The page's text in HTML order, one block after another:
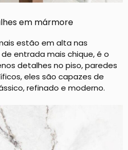
em mármore
estão em alta nas
entrada mais chique, é o
detalhes no piso, paredes
eles são capazes de
refinado e moderno.